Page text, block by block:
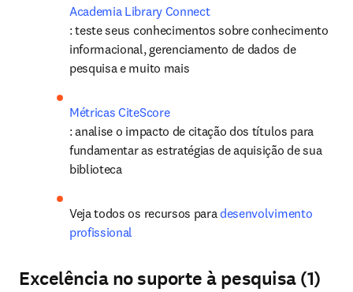
Academia Library Connect
: teste seus conhecimentos sobre conhecimento
informacional, gerenciamento de dados de
pesquisa e muito mais
Métricas CiteScore
: analise o impacto de citação dos títulos para
fundamentar as estratégias de aquisição de sua
biblioteca
Veja todos os recursos para desenvolvimento
profissional
Excelência no suporte à pesquisa (1)